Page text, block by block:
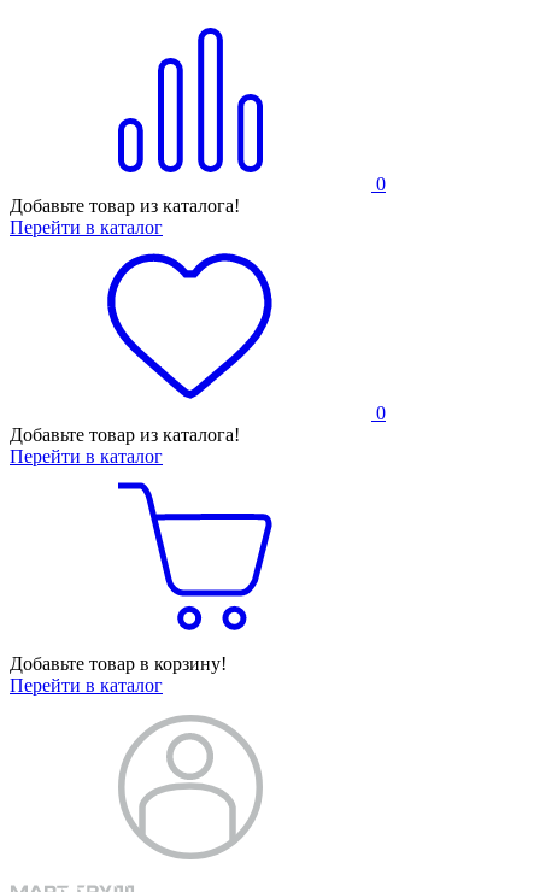
0
Добавьте товар из каталога!
Перейти в каталог
0
Добавьте товар из каталога!
Перейти в каталог
Добавьте товар в корзину!
Перейти в каталог